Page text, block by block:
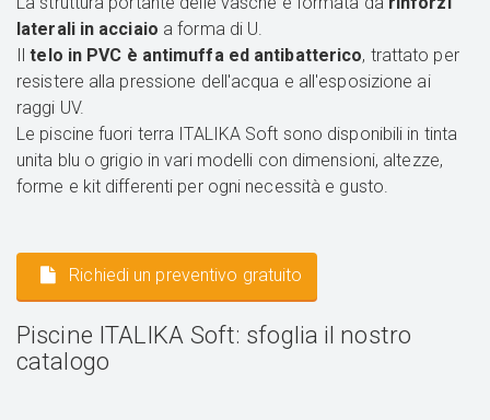
laterali in acciaio a forma di U.
Iltelo in PVC è antimuffa ed antibatterico, trattato per
resistere alla pressione dell'acqua e all'esposizione ai
raggi UV.
Le piscine fuori terra ITALIKA Soft sono disponibili in tinta
unita blu o grigio in vari modelli con dimensioni, altezze,
forme e kit differenti per ogni necessità e gusto.
Richiedi un preventivo gratuito
Piscine ITALIKA Soft: sfoglia il nostro
catalogo